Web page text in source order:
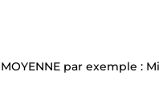
par exemple :